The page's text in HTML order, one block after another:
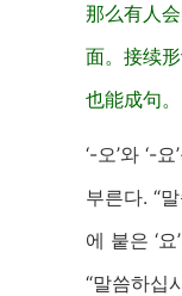
那么有人
面。接续
也能成句。
‘-오’와 ‘-
부른다. “
에 붙은 ‘
“말씀하십